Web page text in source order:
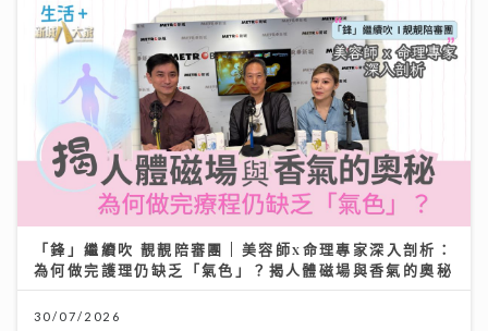
「鋒」繼續吹 靚靚陪審團 | 美容師x命理專家深入剖析：
為何做完護理仍缺乏「氣色」？揭人體磁場與香氣的奧秘
30/07/2026